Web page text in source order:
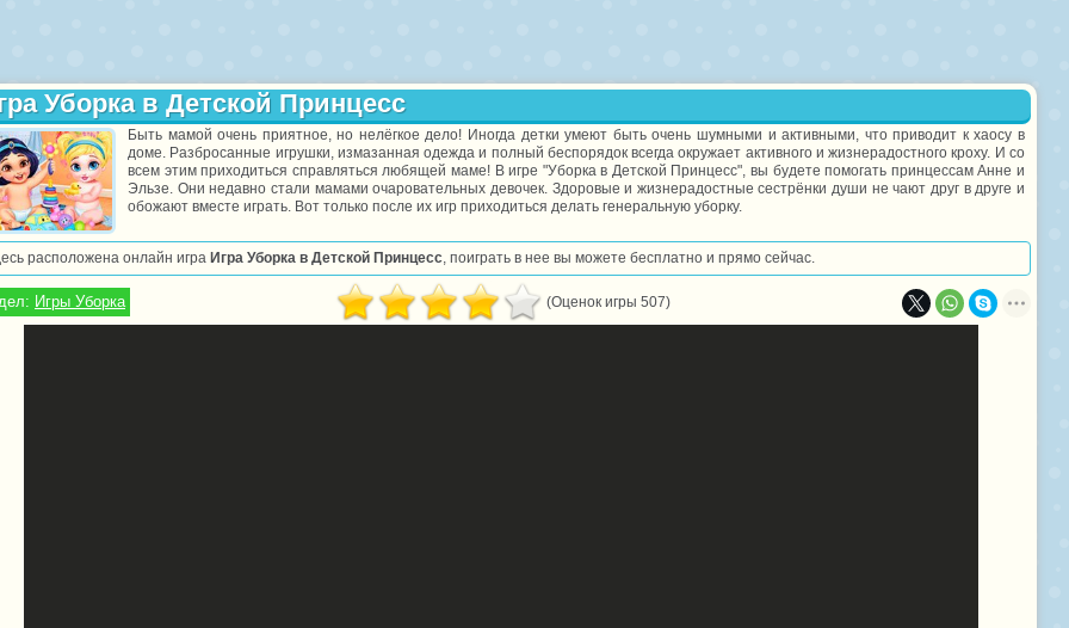
Уборка в Детской Принцесс
Быть мамой очень приятное, но нелёгкое дело! Иногда детки умеют быть очень шумными и активными, что приводит к хаосу в
доме. Разбросанные игрушки, измазанная одежда и полный беспорядок всегда окружает активного и жизнерадостного кроху. И со
всем этим приходиться справляться любящей маме! В игре "Уборка в Детской Принцесс", вы будете помогать принцессам Анне и
Эльзе. Они недавно стали мамами очаровательных девочек. Здоровые и жизнерадостные сестрёнки души не чают друг в друге и
обожают вместе играть. Вот только после их игр приходиться делать генеральную уборку.
расположена онлайн игра Игра Уборка в Детской Принцесс , поиграть в нее вы можете бесплатно и прямо сейчас.
Игры Уборка (Оценок игры 507)